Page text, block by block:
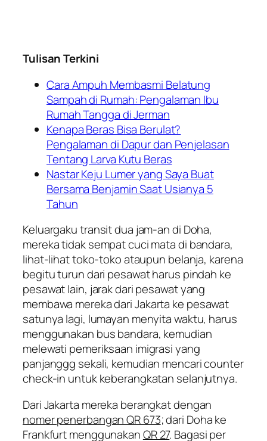
Tulisan Terkini
Cara Ampuh Membasmi Belatung
Sampah di Rumah: Pengalaman Ibu
Rumah Tangga di Jerman
Kenapa Beras Bisa Berulat?
Pengalaman di Dapur dan Penjelasan
Tentang Larva Kutu Beras
Nastar Keju Lumer yang Saya Buat
Bersama Benjamin Saat Usianya 5
Tahun
Keluargaku transit dua jam-an di Doha,
mereka tidak sempat cuci mata di bandara,
lihat-lihat toko-toko ataupun belanja, karena
begitu turun dari pesawat harus pindah ke
pesawat lain, jarak dari pesawat yang
membawa mereka dari Jakarta ke pesawat
satunya lagi, lumayan menyita waktu, harus
menggunakan bus bandara, kemudian
melewati pemeriksaan imigrasi yang
panjanggg sekali, kemudian mencari counter
check-in untuk keberangkatan selanjutnya.
Dari Jakarta mereka berangkat dengan
nomer penerbangan QR 673; dari Doha ke
Frankfurt menggunakanQR 27. Bagasi per